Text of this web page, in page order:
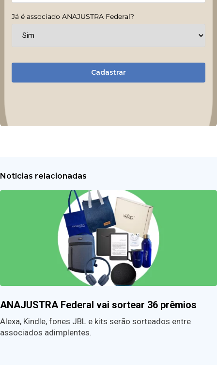
Já é associado ANAJUSTRA Federal?
Cadastrar
Notícias relacionadas
ANAJUSTRA Federal vai sortear 36 prêmios
Alexa, Kindle, fones JBL e kits serão sorteados entre
associados adimplentes.